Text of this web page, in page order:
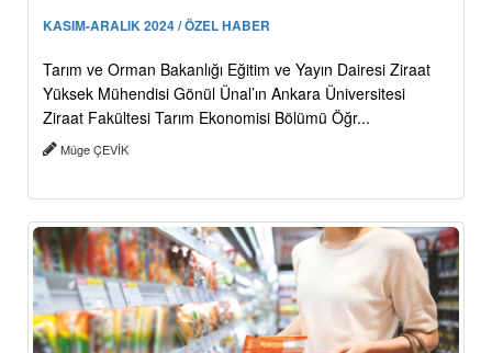
KASIM-ARALIK 2024 / ÖZEL HABER
Tarım ve Orman Bakanlığı Eğitim ve Yayın Dairesi Ziraat
Yüksek Mühendisi Gönül Ünal’ın Ankara Üniversitesi
Ziraat Fakültesi Tarım Ekonomisi Bölümü Öğr...
Müge ÇEVİK